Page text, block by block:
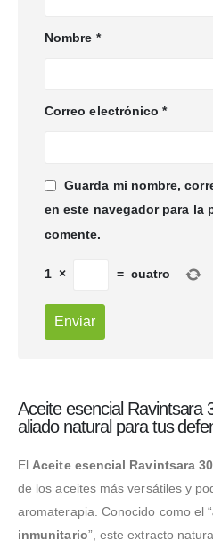
Nombre *
Correo electrónico*
Guarda mi nombre,
en este navegador para la
comente.
1 × = cuatro
Aceite esencial Ravintsara
aliado natural para tus
El Aceite esencial Ravintsara
de los aceites más versátiles y
aromaterapia. Conocido como el “
inmunitario”, este extracto